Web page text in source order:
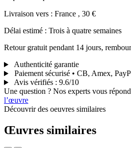
Livraison vers : France , 30 €
Délai estimé : Trois à quatre semaines
Retour gratuit pendant 14 jours,
Authenticité garantie
Paiement sécurisé • CB, Amex,
Avis vérifiés : 9.6/10
Une question ? Nos experts vous
l’œuvre
Découvrir des oeuvres similaires
Œuvres similaires